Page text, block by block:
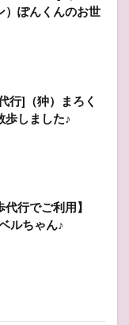
）ぽんくんのお世
行]（狆）まろく
歩しました♪
代行でご利用】
ルちゃん♪